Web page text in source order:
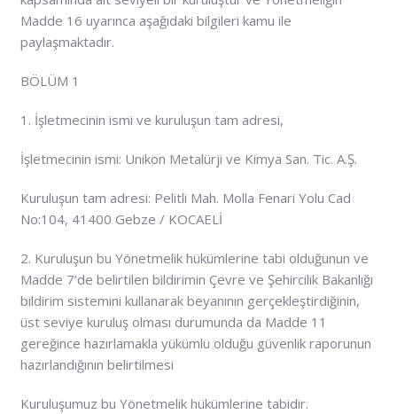
Madde 16 uyarınca aşağıdaki bilgileri kamu ile
paylaşmaktadır.
BÖLÜM 1
1. İşletmecinin ismi ve kuruluşun tam adresi,
İşletmecinin ismi: Unikon Metalürji ve Kimya San. Tic. A.Ş.
Kuruluşun tam adresi: Pelitli Mah. Molla Fenari Yolu Cad
No:104, 41400 Gebze / KOCAELİ
2. Kuruluşun bu Yönetmelik hükümlerine tabi olduğunun ve
Madde 7’de belirtilen bildirimin Çevre ve Şehircilik Bakanlığı
bildirim sistemini kullanarak beyanının gerçekleştirdiğinin,
üst seviye kuruluş olması durumunda da Madde 11
gereğince hazırlamakla yükümlü olduğu güvenlik raporunun
hazırlandığının belirtilmesi
Kuruluşumuz bu Yönetmelik hükümlerine tabidir.